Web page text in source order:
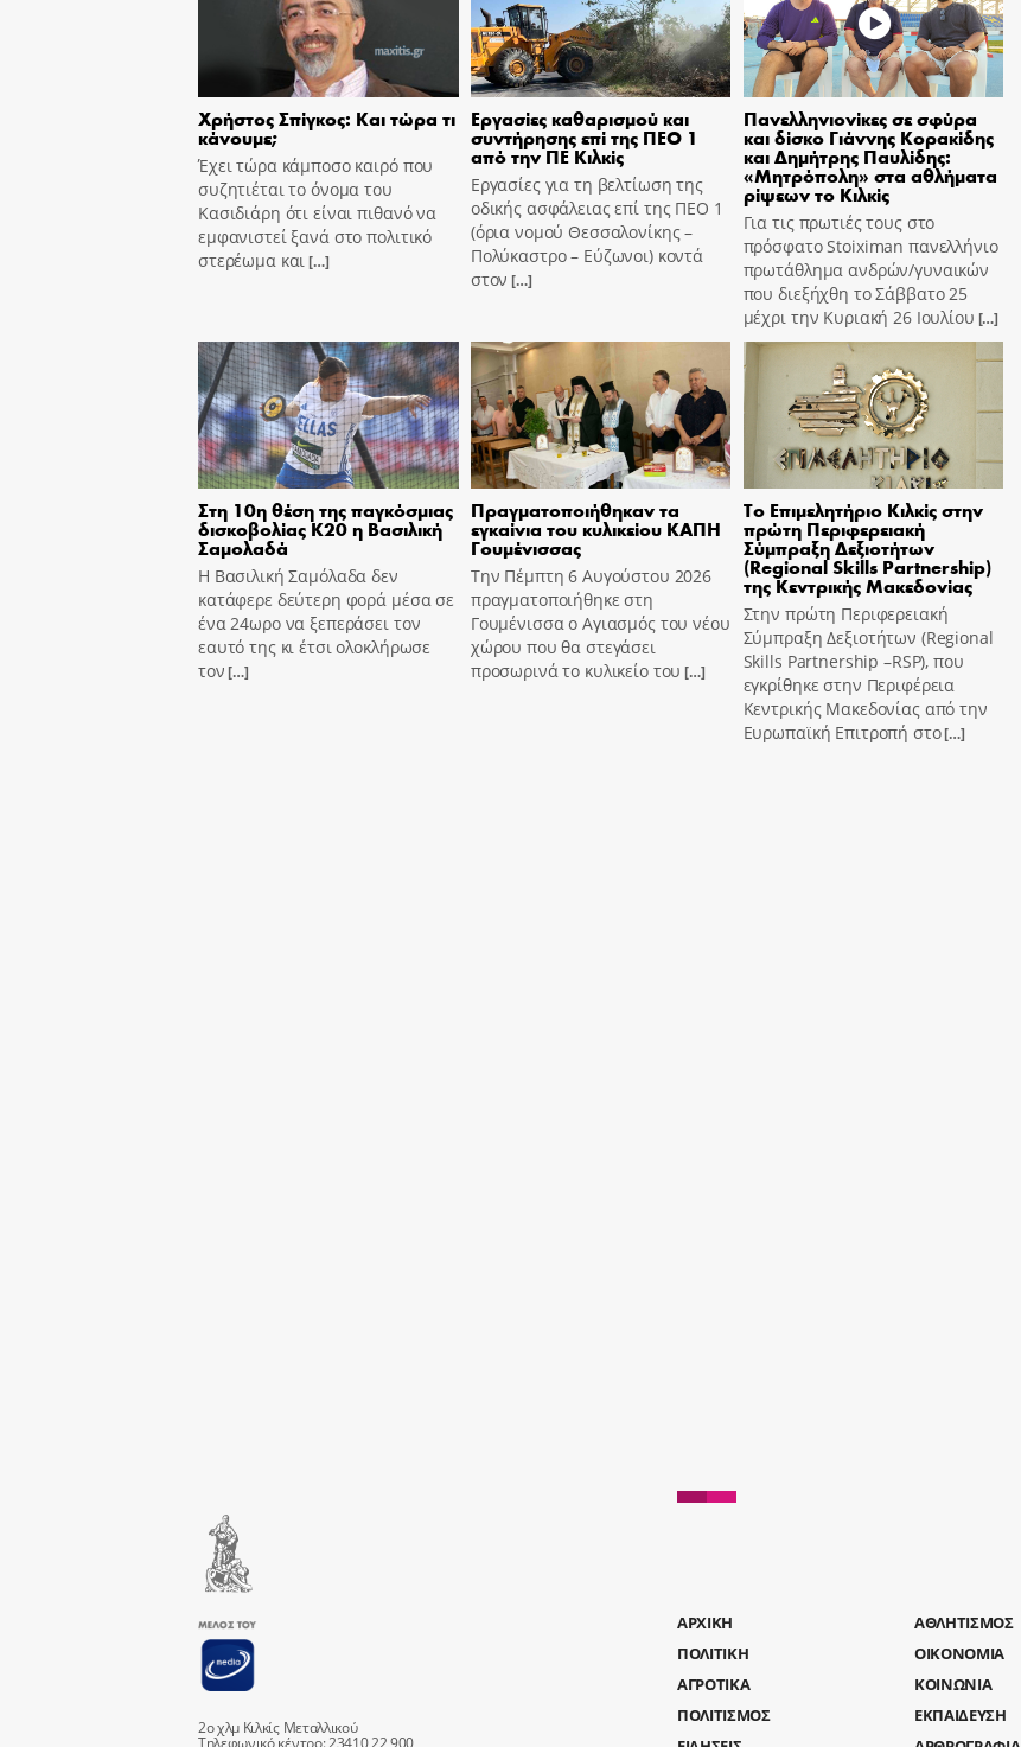
Χρήστος Σπίγκος: Και τώρα τι
κάνουμε;
Έχει τώρα κάμποσο καιρό που
συζητιέται το όνομα του
Κασιδιάρη ότι είναι πιθανό να
εμφανιστεί ξανά στο πολιτικό
στερέωμα και[…]
Εργασίες καθαρισμού και
συντήρησης επί της ΠΕΟ 1
από την ΠΕ Κιλκίς
Εργασίες για τη βελτίωση της
οδικής ασφάλειας επί της ΠΕΟ 1
(όρια νομού Θεσσαλονίκης –
Πολύκαστρο – Εύζωνοι) κοντά
στον […]
Πανελληνιονίκες σε σφύρα
και δίσκο Γιάννης Κορακίδης
και Δημήτρης Παυλίδης:
«Μητρόπολη» στα αθλήματα
ρίψεων το Κιλκίς
Για τις πρωτιές τους στο
πρόσφατο Stoiximan πανελλήνιο
πρωτάθλημα ανδρών/γυναικών
που διεξήχθη το Σάββατο 25
μέχρι την Κυριακή 26 Ιουλίου […]
Στη 10η θέση της παγκόσμιας
δισκοβολίας Κ20 η Βασιλική
Σαμολαδά
Η Βασιλική Σαμόλαδα δεν
κατάφερε δεύτερη φορά μέσα σε
ένα 24ωρο να ξεπεράσει τον
εαυτό της κι έτσι ολοκλήρωσε
τον[…]
Πραγματοποιήθηκαν τα
εγκαίνια του κυλικείου ΚΑΠΗ
Γουμένισσας
Την Πέμπτη 6 Αυγούστου 2026
πραγματοποιήθηκε στη
Γουμένισσα ο Αγιασμός του νέου
χώρου που θα στεγάσει
προσωρινά το κυλικείο του […]
Το Επιμελητήριο Κιλκίς στην
πρώτη Περιφερειακή
Σύμπραξη Δεξιοτήτων
(Regional Skills Partnership)
της Κεντρικής Μακεδονίας
Στην πρώτη Περιφερειακή
Σύμπραξη Δεξιοτήτων (Regional
Skills Partnership –RSP), που
εγκρίθηκε στην Περιφέρεια
Κεντρικής Μακεδονίας από την
Ευρωπαϊκή Επιτροπή στο[…]
2ο χλμ Κιλκίς Μεταλλικού
Τηλεφωνικό κέντρο: 23410 22 900
AΡΧΙΚΗ
ΑΘΛΗΤΙΣΜΟΣ
ΠΟΛΙΤΙΚΗ
ΟΙΚΟΝΟΜΙΑ
ΑΓΡΟΤΙΚΑ
ΚΟΙΝΩΝΙΑ
ΠΟΛΙΤΙΣΜΟΣ
ΕΚΠΑΙΔΕΥΣΗ